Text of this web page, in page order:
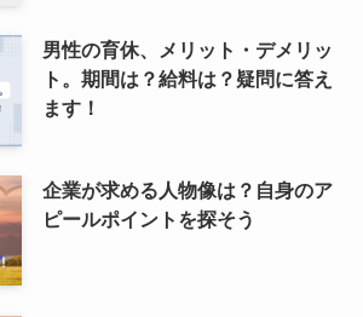
男性の育休、メリット・デメリッ
ト。期間は？給料は？疑問に答え
ます！
企業が求める人物像は？自身のア
ピールポイントを探そう